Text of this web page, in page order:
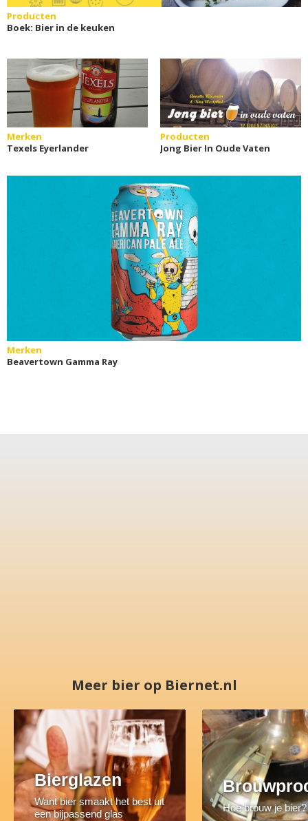
Producten
Boek: Bier in de keuken
Merken
Texels Eyerlander
Producten
Jong Bier In Oude Vaten
Merken
Beavertown Gamma Ray
Meer bier op Biernet.nl
Bierglazen
Want bier smaakt het best uit
een bijpassend glas
Hoe brouw je bier?